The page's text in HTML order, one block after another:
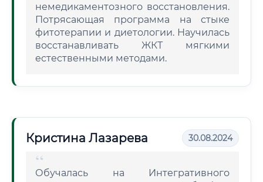
немедикаментозного восстановления.
Потрясающая программа на стыке
фитотерапии и диетологии. Научилась
восстанавливать ЖКТ мягкими
естественными методами.
Кристина Лазарева 30.08.2024
Обучалась на Интегративного